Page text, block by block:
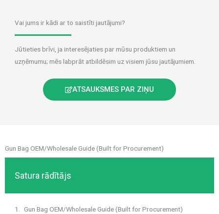
Vai jums ir kādi ar to saistīti jautājumi?
Jūtieties brīvi, ja interesējaties par mūsu produktiem un
uzņēmumu; mēs labprāt atbildēsim uz visiem jūsu jautājumiem.
ATSAUKSMES PAR ZIŅU
Gun Bag OEM/Wholesale Guide (Built for Procurement)
Satura rādītājs
Gun Bag OEM/Wholesale Guide (Built for Procurement)